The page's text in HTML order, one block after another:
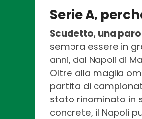
Serie A,
Scudetto, una
sembra essere in
anni, dal Napoli di
Oltre alla maglia
partita di
stato rinominato in
concrete, il Napoli